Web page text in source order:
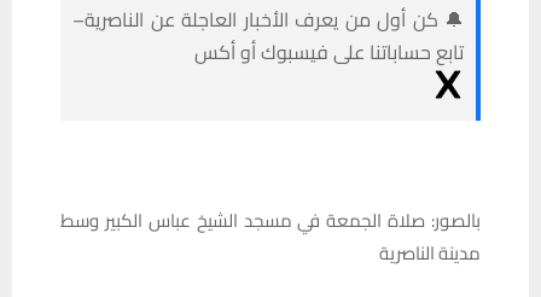
🔔 كن أول من يعرف الأخبار العاجلة عن الناصرية–
تابع حساباتنا على فيسبوك أو أكس
بالصور: صلاة الجمعة في مسجد الشيخ عباس الكبير وسط
مدينة الناصرية